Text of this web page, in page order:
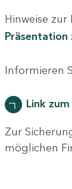
Hinweise
Informieren
Link
Zur
möglichen